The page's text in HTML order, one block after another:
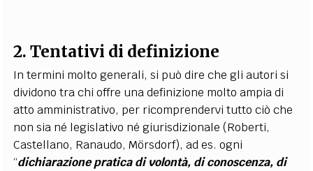
2. Tentativi di definizione
In termini molto generali, si può dire che gli autori si
dividono tra chi offre una definizione molto ampia di
atto amministrativo, per ricomprendervi tutto ciò che
non sia né legislativo né giurisdizionale (Roberti,
Castellano, Ranaudo, Mörsdorf), ad es. ogni
“dichiarazione pratica di volontà, di conoscenza, di